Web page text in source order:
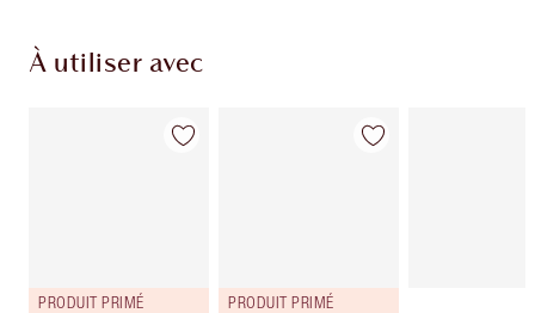
À utiliser avec
PRODUIT PRIMÉ PRODUIT PRIMÉ